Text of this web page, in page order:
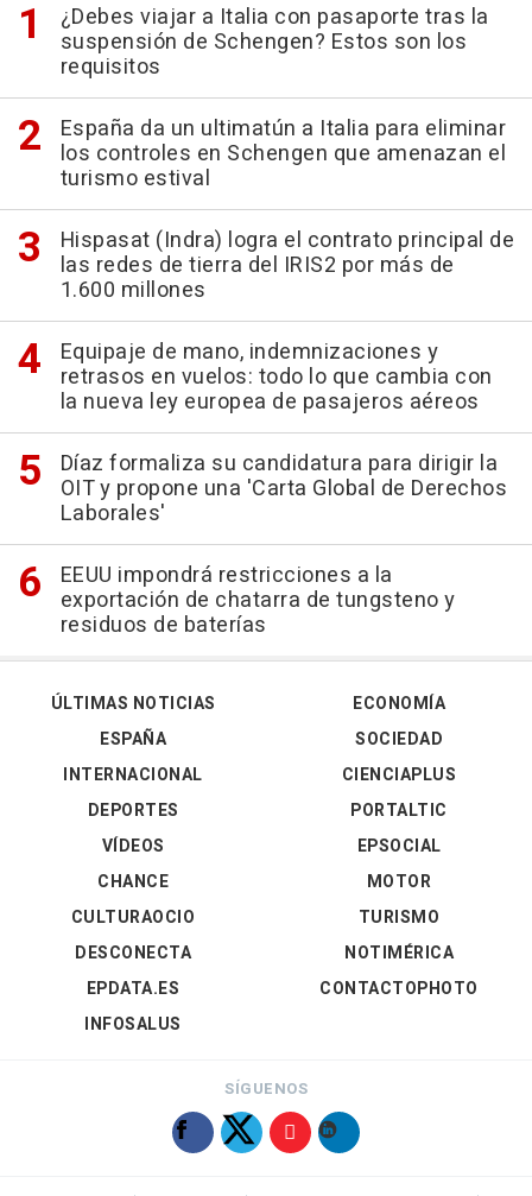
¿Debes viajar a Italia con pasaporte tras la
suspensión de Schengen? Estos son los
requisitos
España da un ultimatún a Italia para eliminar
los controles en Schengen que amenazan el
turismo estival
Hispasat (Indra) logra el contrato principal de
las redes de tierra del IRIS2 por más de
1.600 millones
Equipaje de mano, indemnizaciones y
retrasos en vuelos: todo lo que cambia con
la nueva ley europea de pasajeros aéreos
Díaz formaliza su candidatura para dirigir la
OIT y propone una 'Carta Global de Derechos
Laborales'
EEUU impondrá restricciones a la
exportación de chatarra de tungsteno y
residuos de baterías
ÚLTIMAS NOTICIAS
ESPAÑA
INTERNACIONAL
DEPORTES
VÍDEOS
ECONOMÍA
SOCIEDAD
CIENCIAPLUS
PORTALTIC
EPSOCIAL
CHANCE
CULTURAOCIO
DESCONECTA
EPDATA.ES
INFOSALUS
MOTOR
TURISMO
NOTIMÉRICA
CONTACTOPHOTO
SÍGUENOS